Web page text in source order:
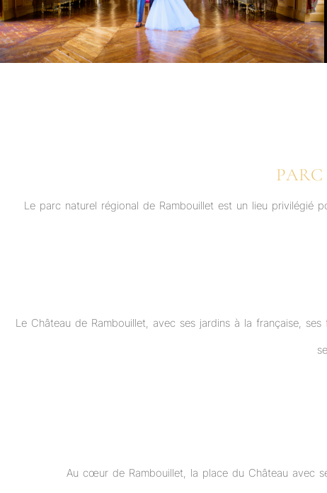
Le parc naturel régional de Rambouillet est un lieu privilégié
Le Château de Rambouillet, avec ses jardins à la française,
Au cœur de Rambouillet, la place du Château avec